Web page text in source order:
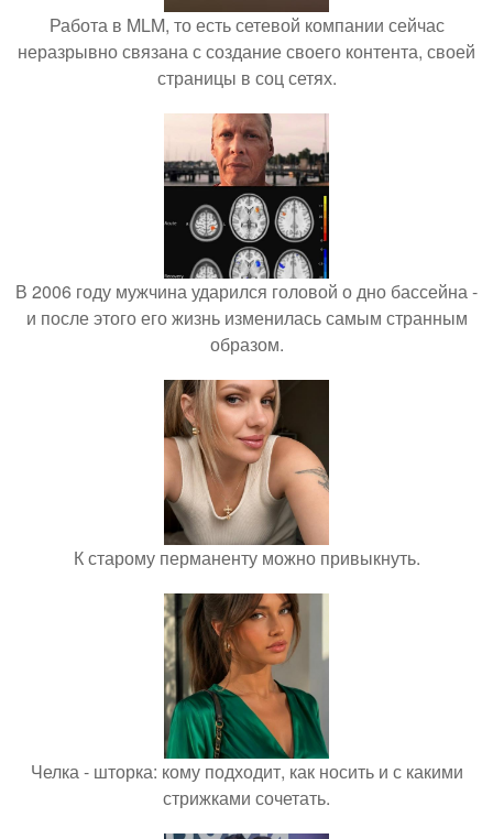
Работа в MLM, то есть сетевой компании сейчас
неразрывно связана с создание своего контента, своей
страницы в соц сетях.
В 2006 году мужчина ударился головой о дно бассейна -
и после этого его жизнь изменилась самым странным
образом.
К старому перманенту можно привыкнуть.
Челка - шторка: кому подходит, как носить и с какими
стрижками сочетать.